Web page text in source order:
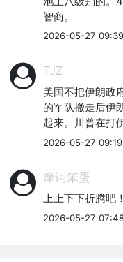
智商。
2026-05-27 09:39
TJZ
美国不把伊朗政
的军队撤走后伊
起来。川普在打
2026-05-27 09:19
摩诃笨蛋
上上下下折腾吧！
2026-05-27